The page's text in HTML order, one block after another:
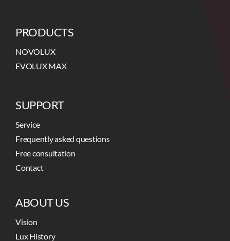
PRODUCTS
NOVOLUX
EVOLUX MAX
SUPPORT
Service
Frequently asked questions
Free consultation
Contact
ABOUT US
Vision
Lux History